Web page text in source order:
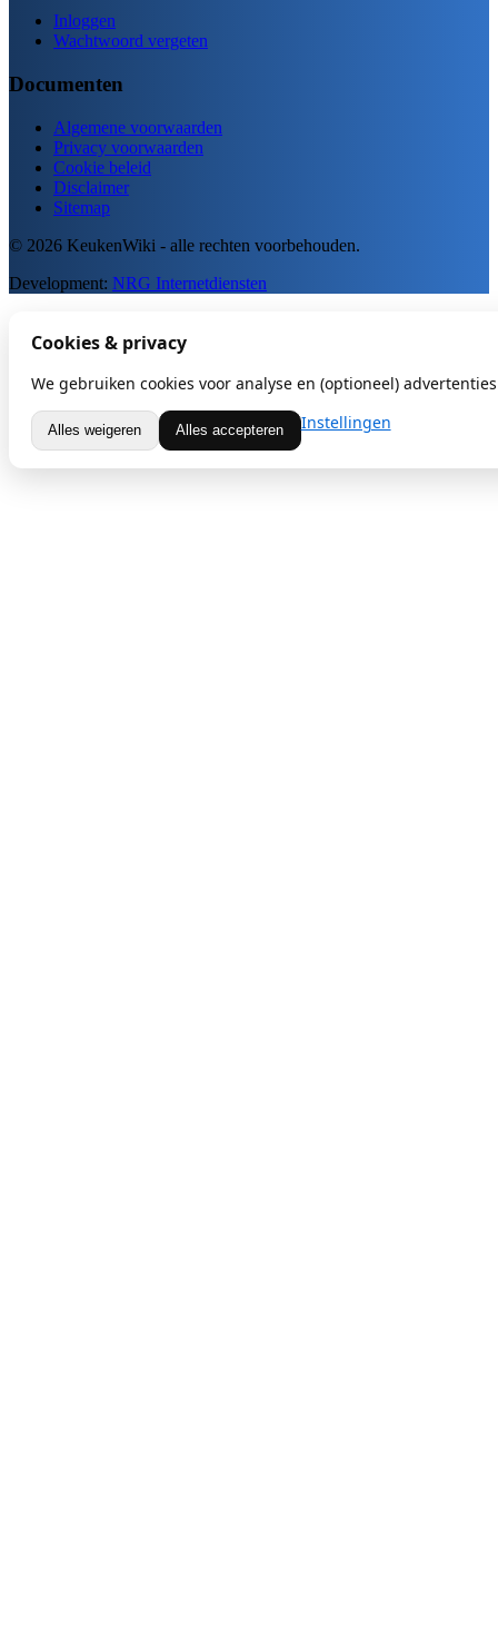
Inloggen
Wachtwoord vergeten
Documenten
Algemene voorwaarden
Privacy voorwaarden
Cookie beleid
Disclaimer
Sitemap
© 2026 KeukenWiki - alle rechten voorbehouden.
Development: NRG Internetdiensten
Cookies & privacy
We gebruiken cookies voor analyse en (optioneel)
Alles weigeren Alles accepteren Instellingen